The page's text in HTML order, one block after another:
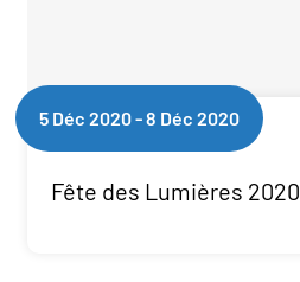
Fête des Lumières 2020
5 Déc 2020-8 Déc 2020